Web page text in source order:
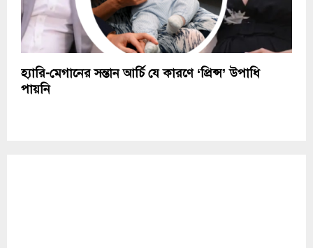
হ্যারি-মেগানের সন্তান আর্চি যে কারণে ‘প্রিন্স’ উপাধি
পায়নি